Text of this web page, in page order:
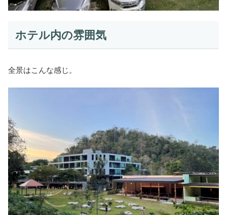
ホテル内の雰囲気
全景はこんな感じ。